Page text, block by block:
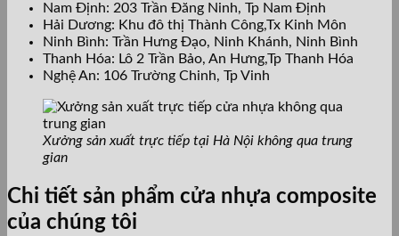
Nam Định: 203 Trần Đăng Ninh, Tp Nam Định
Hải Dương: Khu đô thị Thành Công,Tx Kinh Môn
Ninh Bình: Trần Hưng Đạo, Ninh Khánh, Ninh Bình
Thanh Hóa: Lô 2 Trần Bảo, An Hưng,Tp Thanh Hóa
Nghệ An: 106 Trường Chinh, Tp Vinh
Xưởng sản xuất trực tiếp tại Hà Nội không qua trung
gian
Chi tiết sản phẩm cửa nhựa composite
của chúng tôi